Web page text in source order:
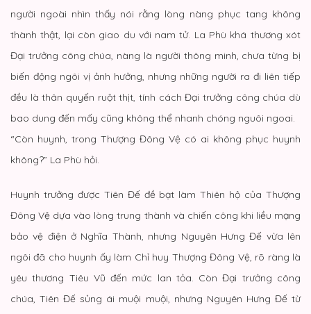
người ngoài nhìn thấy nói rằng lòng nàng phục tang không
thành thật, lại còn giao du với nam tử. La Phù khá thương xót
Đại trưởng công chúa, nàng là người thông minh, chưa từng bị
biến động ngôi vị ảnh hưởng, nhưng những người ra đi liên tiếp
đều là thân quyến ruột thịt, tính cách Đại trưởng công chúa dù
bao dung đến mấy cũng không thể nhanh chóng nguôi ngoai.
“Còn huynh, trong Thượng Đông Vệ có ai không phục huynh
không?” La Phù hỏi.
Huynh trưởng được Tiên Đế đề bạt làm Thiên hộ của Thượng
Đông Vệ dựa vào lòng trung thành và chiến công khi liều mạng
bảo vệ điện ở Nghĩa Thành, nhưng Nguyên Hưng Đế vừa lên
ngôi đã cho huynh ấy làm Chỉ huy Thượng Đông Vệ, rõ ràng là
yêu thương Tiêu Vũ đến mức lan tỏa. Còn Đại trưởng công
chúa, Tiên Đế sủng ái muội muội, nhưng Nguyên Hưng Đế từ